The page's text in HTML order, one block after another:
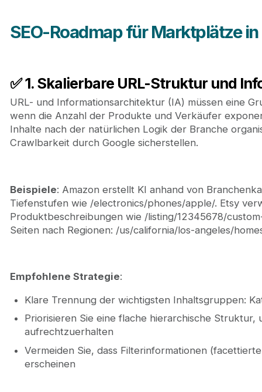
SEO-Roadmap für Marktplätze
✅ 1. Skalierbare URL-Struktur und
URL- und Informationsarchitektur (IA) müssen eine
wenn die Anzahl der Produkte und Verkäufer
Inhalte nach der natürlichen Logik der Branche
Crawlbarkeit durch Google sicherstellen.
Beispiele: Amazon erstellt KI anhand von
Tiefenstufen wie /electronics/phones/apple/. Etsy
Produktbeschreibungen wie /listing/12345678/
Seiten nach Regionen: /us/california/los-angeles/
Empfohlene Strategie:
Klare Trennung der wichtigsten Inhaltsgruppen:
Priorisieren Sie eine flache hierarchische Struktur,
aufrechtzuerhalten
Vermeiden Sie, dass Filterinformationen
erscheinen